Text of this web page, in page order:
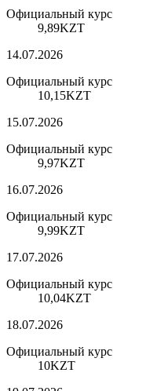
Официальный курс
9,89KZT
14.07.2026
Официальный курс
10,15KZT
15.07.2026
Официальный курс
9,97KZT
16.07.2026
Официальный курс
9,99KZT
17.07.2026
Официальный курс
10,04KZT
18.07.2026
Официальный курс
10KZT